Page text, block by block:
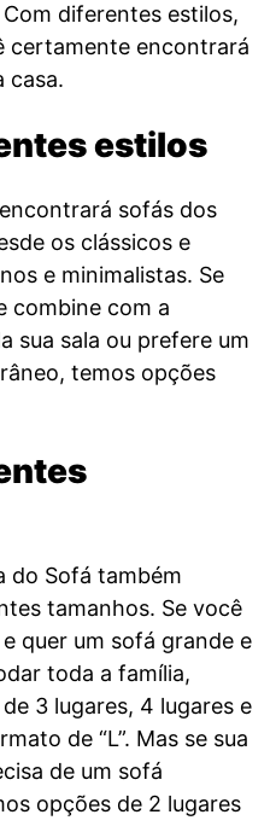
diferentes estilos,
certamente encontrará
casa.
estilos
sofás dos
os clássicos e
e minimalistas. Se
combine com a
sua sala ou prefere um
temos opções
do Sofá também
tamanhos. Se você
quer um sofá grande e
toda a família,
3 lugares, 4 lugares e
de “L”. Mas se sua
de um sofá
opções de 2 lugares